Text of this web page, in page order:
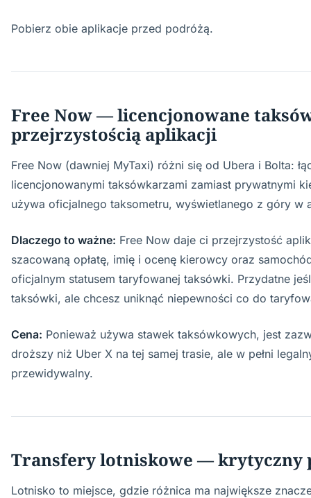
Pobierz obie aplikacje przed podróżą.
Free Now — licencjonowane
przejrzystością aplikacji
Free Now (dawniej MyTaxi) różni się od Ubera i Bolta:
licencjonowanymi taksówkarzami zamiast prywatnymi
używa oficjalnego taksometru, wyświetlanego z góry w
Dlaczego to ważne: Free Now daje ci przejrzystość
szacowaną opłatę, imię i ocenę kierowcy oraz
oficjalnym statusem taryfowanej taksówki. Przydatne
taksówki, ale chcesz uniknąć niepewności co do
Cena: Ponieważ używa stawek taksówkowych, jest
droższy niż Uber X na tej samej trasie, ale w pełni
przewidywalny.
Transfery lotniskowe — krytyczny
Lotnisko to miejsce, gdzie różnica ma największe